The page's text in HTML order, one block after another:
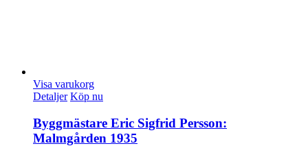
Visa varukorg
Detaljer Köp nu
Byggmästare Eric Sigfrid Persson:
Malmgården 1935